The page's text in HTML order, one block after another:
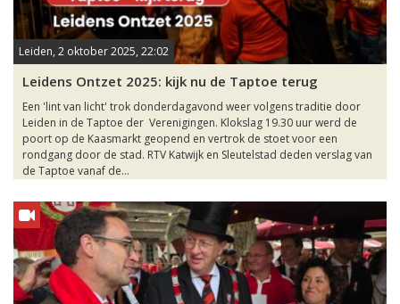
Leiden, 2 oktober 2025, 22:02
Leidens Ontzet 2025: kijk nu de Taptoe terug
Een 'lint van licht' trok donderdagavond weer volgens traditie door
Leiden in de Taptoe der Verenigingen. Klokslag 19.30 uur werd de
poort op de Kaasmarkt geopend en vertrok de stoet voor een
rondgang door de stad. RTV Katwijk en Sleutelstad deden verslag van
de Taptoe vanaf de...